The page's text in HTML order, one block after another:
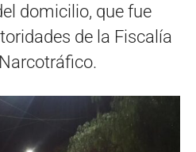
domicilio, que fue
de la Fiscalía